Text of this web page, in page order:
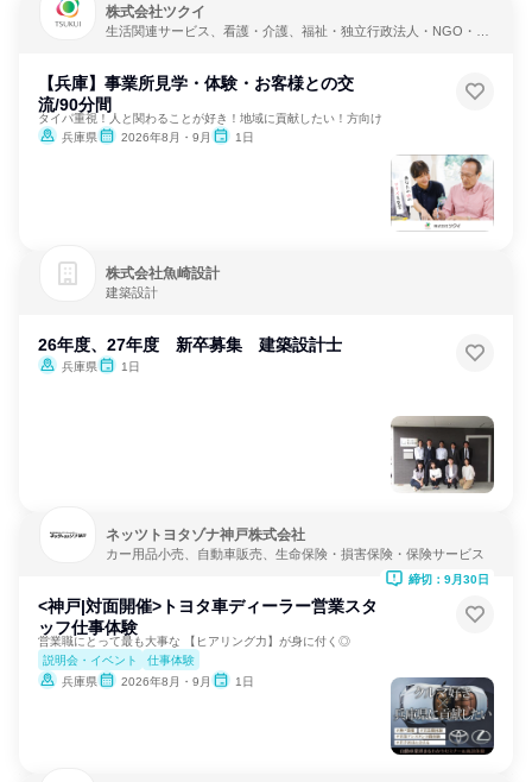
株式会社ツクイ
生活関連サービス、看護・介護、福祉・独立行政法人・NGO・N
【兵庫】事業所見学・体験・お客様との交
流/90分間
タイパ重視！人と関わることが好き！地域に貢献したい！方向け
兵庫県
2026年8月・9月 1日
株式会社魚崎設計
建築設計
26年度、27年度 新卒募集 建築設計士
兵庫県 1日
ネッツトヨタゾナ神戸株式会社
カー用品小売、自動車販売、生命保険・損害保険・保険サービス
<神戸|対面開催>トヨタ車ディーラー営業スタ
ッフ仕事体験
営業職にとって最も大事な 【ヒアリング力】が身に付く◎
説明会・イベント
仕事体験
兵庫県
2026年8月・9月 1日
締切：9月30日